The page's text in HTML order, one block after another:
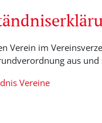
Verein im
aus und
Vereine